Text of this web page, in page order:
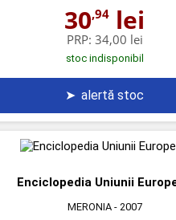
30,94 lei
PRP: 34,00 lei
stoc indisponibil
➤ alertă stoc
Enciclopedia Uniunii
MERONIA- 2007